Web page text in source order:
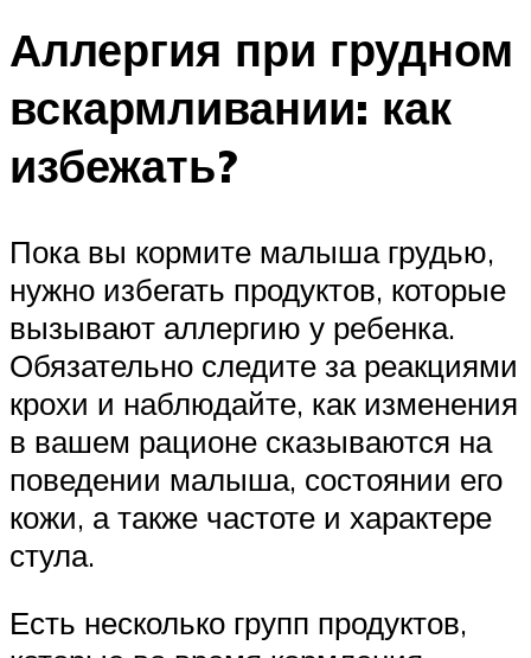
Аллергия при грудном
вскармливании: как
избежать?
Пока вы кормите малыша грудью,
нужно избегать продуктов, которые
вызывают аллергию у ребенка.
Обязательно следите за реакциями
крохи и наблюдайте, как изменения
в вашем рационе сказываются на
поведении малыша, состоянии его
кожи, а также частоте и характере
стула.
Есть несколько групп продуктов,